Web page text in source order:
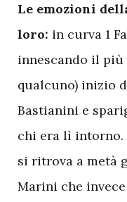
Le emozioni
loro: in curva 1
innescando il
qualcuno) inizio
Bastianini e
chi era lì intorno.
si ritrova a metà
Marini che